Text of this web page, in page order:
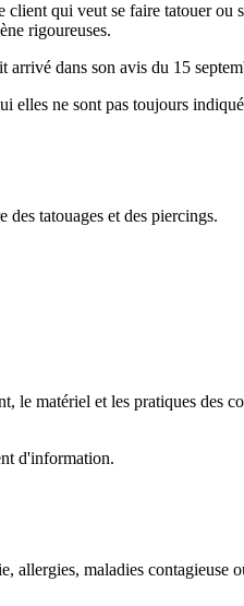
qui veut se faire tatouer
rigoureuses.
dans son avis du 15
elles ne sont pas toujours
tatouages et des piercings.
matériel et les pratiques des
d'information.
allergies, maladies contagieuse